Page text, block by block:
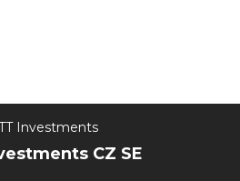
CZ SE